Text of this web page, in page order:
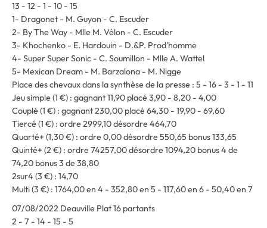
13 - 12 - 1 - 10 - 15
1- Dragonet - M. Guyon - C. Escuder
2- By The Way - Mlle M. Vélon - C. Escuder
3- Khochenko - E. Hardouin - D.&P. Prod'homme
4- Super Super Sonic - C. Soumillon - Mlle A. Wattel
5- Mexican Dream - M. Barzalona - M. Nigge
Place des chevaux dans la synthèse de la presse : 5 - 16 - 3 - 1 - 11
Jeu simple (1 €) : gagnant 11,90 placé 3,90 - 8,20 - 4,00
Couplé (1 €) : gagnant 230,00 placé 64,30 - 19,90 - 69,60
Tiercé (1 €) : ordre 2999,10 désordre 464,70
Quarté+ (1,30 €) : ordre 0,00 désordre 550,65 bonus 133,65
Quinté+ (2 €) : ordre 74257,00 désordre 1094,20 bonus 4 de
74,20 bonus 3 de 38,80
2sur4 (3 €) : 14,70
Multi (3 €) : 1764,00 en 4 - 352,80 en 5 - 117,60 en 6 - 50,40 en 7
07/08/2022 Deauville Plat 16 partants
2 - 7 - 14 - 15 - 5